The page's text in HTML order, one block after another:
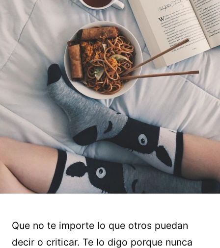
Que no te importe lo que otros puedan
decir o criticar. Te lo digo porque nunca